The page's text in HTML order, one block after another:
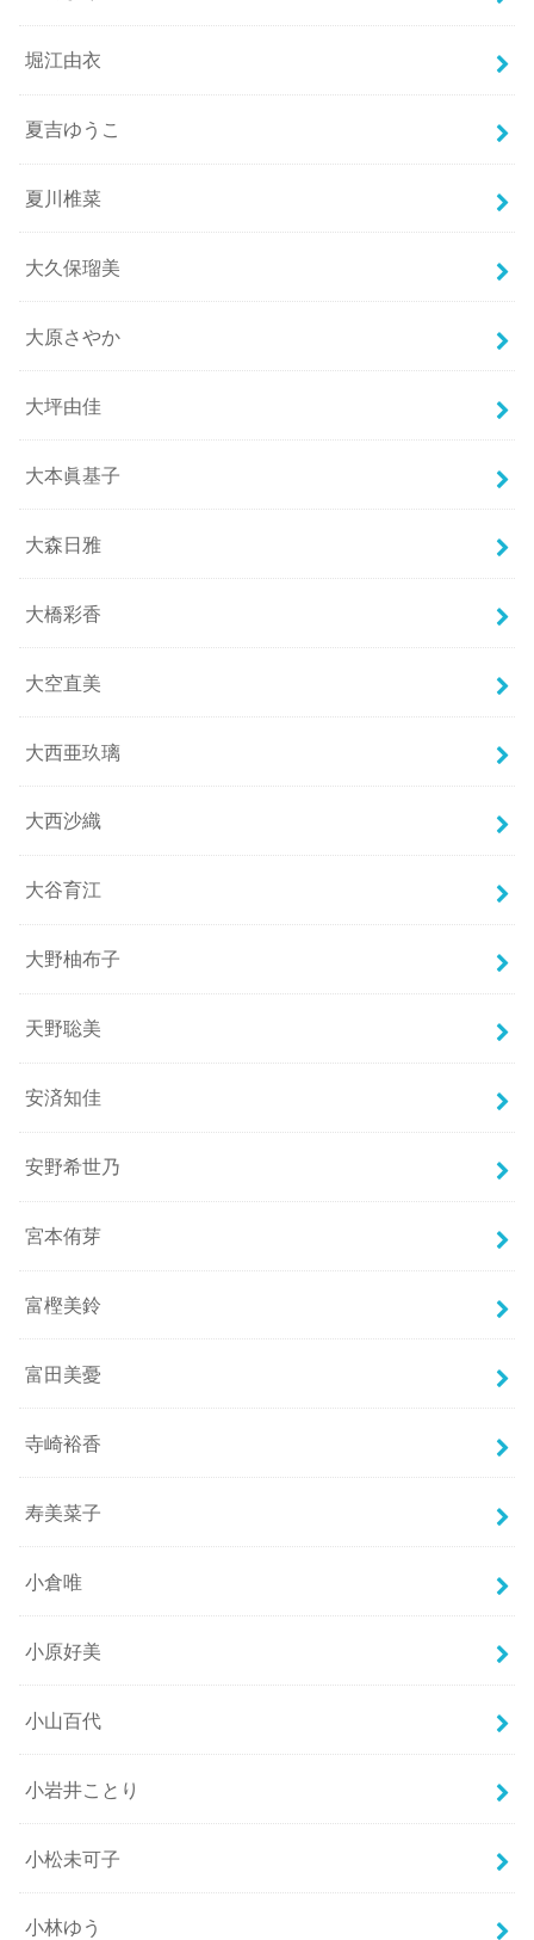
堀江由衣
夏吉ゆうこ
夏川椎菜
大久保瑠美
大原さやか
大坪由佳
大本眞基子
大森日雅
大橋彩香
大空直美
大西亜玖璃
大西沙織
大谷育江
大野柚布子
天野聡美
安済知佳
安野希世乃
宮本侑芽
富樫美鈴
富田美憂
寺崎裕香
寿美菜子
小倉唯
小原好美
小山百代
小岩井ことり
小松未可子
小林ゆう